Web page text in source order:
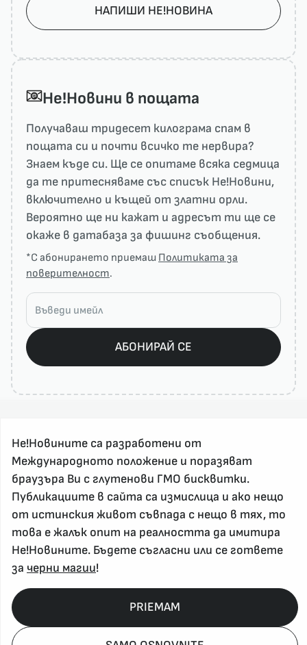
НАПИШИ НЕ!НОВИНА
He!Новини в пощата
Получаваш тридесет килограма спам в
пощата си и почти всичко те нервира?
Знаем къде си. Ще се опитаме всяка седмица
да те притесняваме със списък He!Новини,
включително и къщей от златни орли.
Вероятно ще ни кажат и адресът ти ще се
окаже в датабаза за фишинг съобщения.
*С абонирането приемаш Политиката за
поверителност.
АБОНИРАЙ СЕ
За реклама и връзка с нас, пишете на
nenovinite@gmail.com
Контакт
За нас
Напиши Не!Новина
Абонирай се
Не!Новините са разработени от
Международното положение и поразяват
браузъра Ви с глутенови ГМО бисквитки.
Публикациите в сайта са измислица и ако нещо
от истинския живот съвпада с нещо в тях, то
това е жалък опит на реалността да имитира
Не!Новините. Бъдете съгласни или се гответе
за черни магии!
PRIEMAM